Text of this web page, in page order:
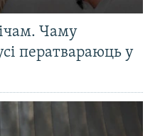
Чаму
ператвараюць у